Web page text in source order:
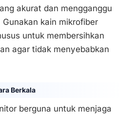
akurat dan mengganggu
kain mikrofiber
untuk membersihkan
agar tidak menyebabkan
Berkala
berguna untuk menjaga